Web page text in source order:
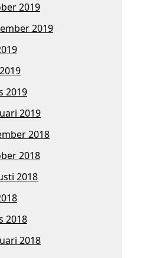
2019
2019
2019
2019
2018
2018
2018
2018
2018